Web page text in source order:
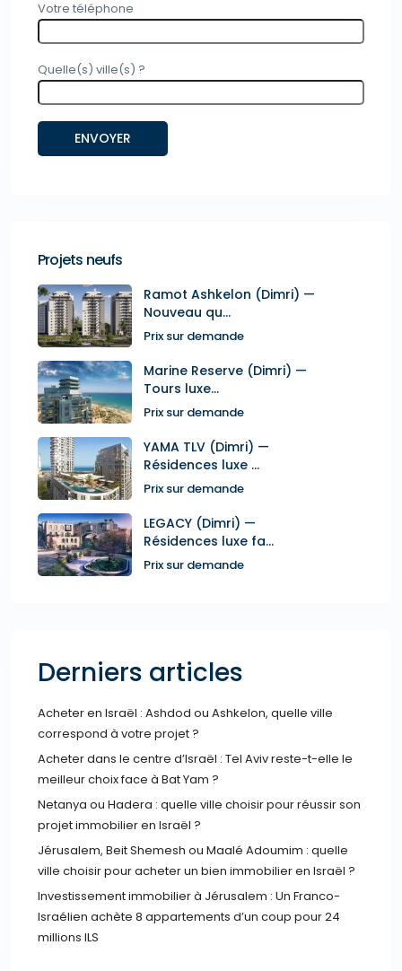
Votre téléphone
Quelle(s) ville(s) ?
Projets neufs
Ramot Ashkelon (Dimri) —
Nouveau qu...
Prix sur demande
Marine Reserve (Dimri) —
Tours luxe...
Prix sur demande
YAMA TLV (Dimri) —
Résidences luxe ...
Prix sur demande
LEGACY (Dimri) —
Résidences luxe fa...
Prix sur demande
Derniers articles
Acheter en Israël : Ashdod ou Ashkelon, quelle ville
correspond à votre projet ?
Acheter dans le centre d’Israël : Tel Aviv reste-t-elle le
meilleur choix face à Bat Yam ?
Netanya ou Hadera : quelle ville choisir pour réussir son
projet immobilier en Israël ?
Jérusalem, Beit Shemesh ou Maalé Adoumim : quelle
ville choisir pour acheter un bien immobilier en Israël ?
Investissement immobilier à Jérusalem : Un Franco-
Israélien achète 8 appartements d’un coup pour 24
millions ILS